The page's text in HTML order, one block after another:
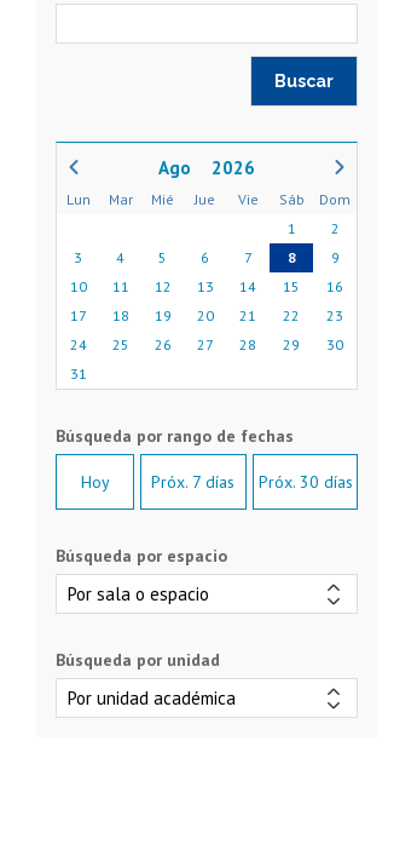
2026
Lun Mar Mié Jue Vie Sáb
Dom
1
2
3
4 5 6 7 8
9
10
11 12 13 14 15
16
17
18 19 20 21 22
23
24
25 26 27 28 29
30
31
Hoy Próx. 7 días Próx. 30 días
Búsqueda por espacio
Búsqueda por unidad